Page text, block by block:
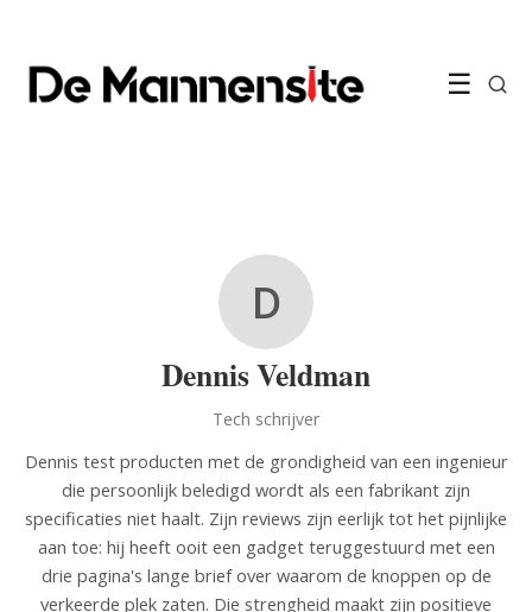
☰
D
Dennis Veldman
Tech schrijver
Dennis test producten met de grondigheid van een ingenieur
die persoonlijk beledigd wordt als een fabrikant zijn
specificaties niet haalt. Zijn reviews zijn eerlijk tot het pijnlijke
aan toe: hij heeft ooit een gadget teruggestuurd met een
drie pagina's lange brief over waarom de knoppen op de
verkeerde plek zaten. Die strengheid maakt zijn positieve